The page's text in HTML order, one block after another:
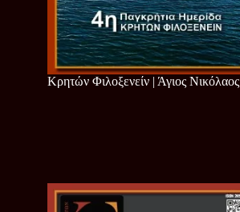
Κρητών Φιλοξενείν | Άγιος Νικόλαος